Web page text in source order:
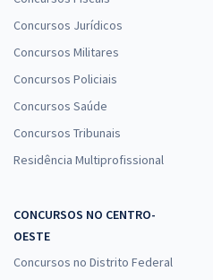
Concursos Jurídicos
Concursos Militares
Concursos Policiais
Concursos Saúde
Concursos Tribunais
Residência Multiprofissional
CONCURSOS NO CENTRO-
OESTE
Concursos no Distrito Federal